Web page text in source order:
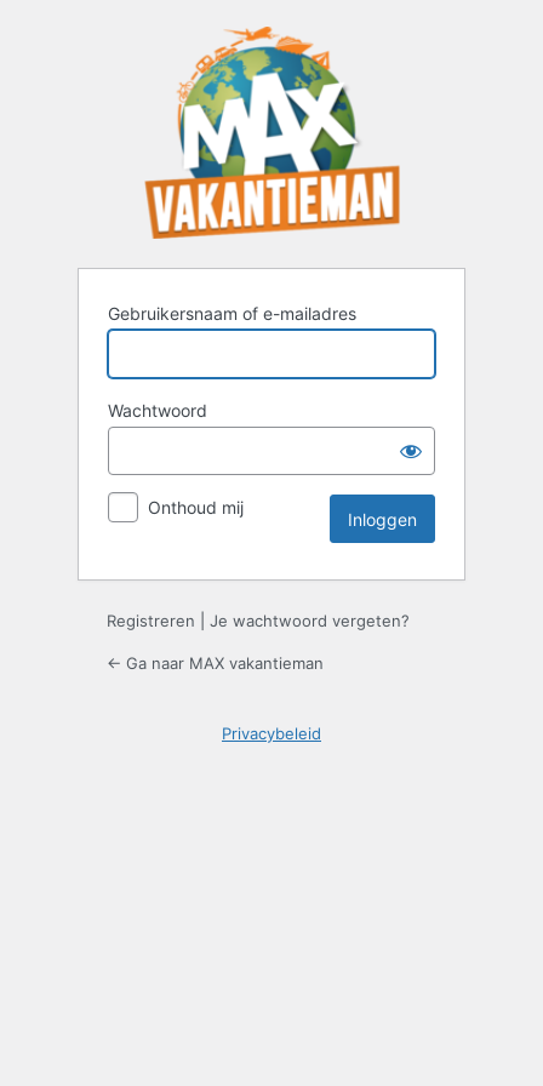
Gebruikersnaam of e-mailadres
Wachtwoord
Onthoud mij
Registreren Je wachtwoord vergeten?
← Ga naar MAX vakantieman
Privacybeleid